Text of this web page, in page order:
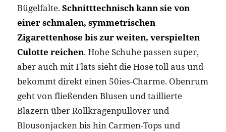
Bügelfalte. Schnitttechnisch kann sie von
einer schmalen, symmetrischen
Zigarettenhose bis zur weiten, verspielten
Culotte reichen. Hohe Schuhe passen super,
aber auch mit Flats sieht die Hose toll aus und
bekommt direkt einen 50ies-Charme. Obenrum
geht von fließenden Blusen und taillierte
Blazern über Rollkragenpullover und
Blousonjacken bis hin Carmen-Tops und